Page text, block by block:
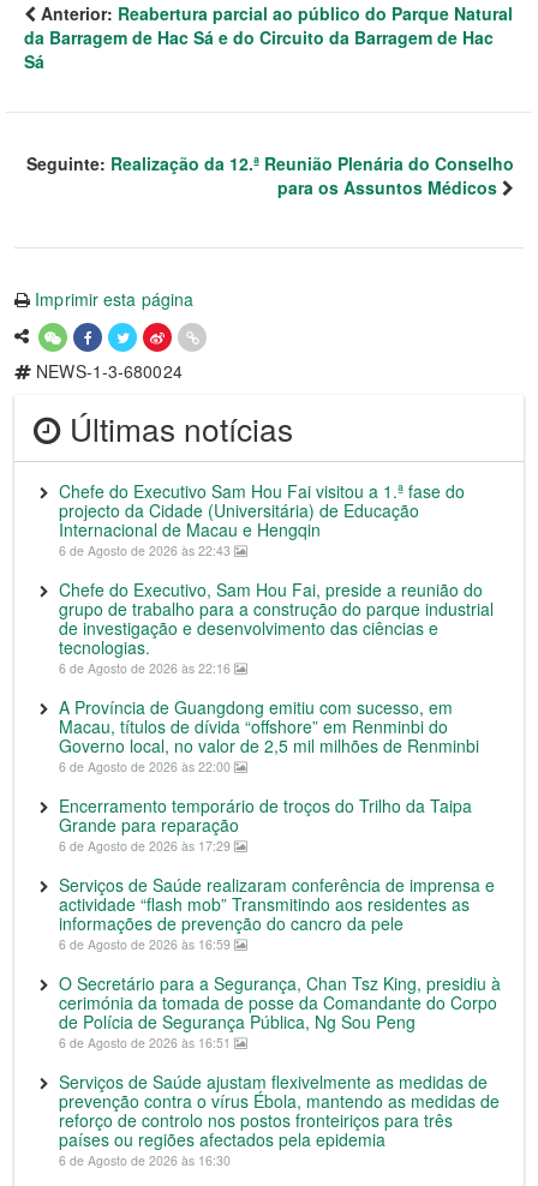
Anterior: Reabertura parcial ao público do Parque Natural
da Barragem de Hac Sá e do Circuito da Barragem de Hac
Sá
Seguinte: Realização da 12.ª Reunião Plenária do Conselho
para os Assuntos Médicos
Imprimir esta página
NEWS-1-3-680024
Últimas notícias
Chefe do Executivo Sam Hou Fai visitou a 1.ª fase do
projecto da Cidade (Universitária) de Educação
Internacional de Macau e Hengqin
6 de Agosto de 2026 às 22:43
Chefe do Executivo, Sam Hou Fai, preside a reunião do
grupo de trabalho para a construção do parque industrial
de investigação e desenvolvimento das ciências e
tecnologias.
6 de Agosto de 2026 às 22:16
A Província de Guangdong emitiu com sucesso, em
Macau, títulos de dívida “offshore” em Renminbi do
Governo local, no valor de 2,5 mil milhões de Renminbi
6 de Agosto de 2026 às 22:00
Encerramento temporário de troços do Trilho da Taipa
Grande para reparação
6 de Agosto de 2026 às 17:29
Serviços de Saúde realizaram conferência de imprensa e
actividade “flash mob” Transmitindo aos residentes as
informações de prevenção do cancro da pele
6 de Agosto de 2026 às 16:59
O Secretário para a Segurança, Chan Tsz King, presidiu à
cerimónia da tomada de posse da Comandante do Corpo
de Polícia de Segurança Pública, Ng Sou Peng
6 de Agosto de 2026 às 16:51
Serviços de Saúde ajustam flexivelmente as medidas de
prevenção contra o vírus Ébola, mantendo as medidas de
reforço de controlo nos postos fronteiriços para três
países ou regiões afectados pela epidemia
6 de Agosto de 2026 às 16:30